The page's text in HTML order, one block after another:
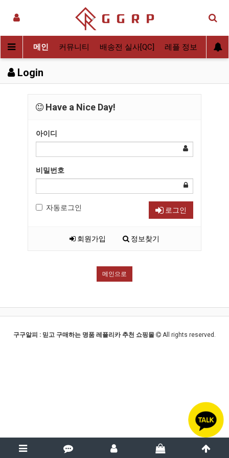
메인 커뮤니티 배송전 실사[QC] 레플 정보 후기
Login
Have a Nice Day!
아이디
비밀번호
자동로그인 로그인
회원가입 정보찾기
메인으로
구구알피 : 믿고 구매하는 명품 레플리카 추천 쇼핑몰 All rights reserved.